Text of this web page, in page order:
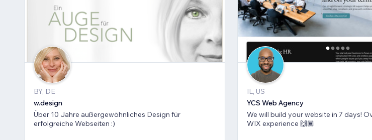
BY, DE
w.design
Über 10 Jahre außergewöhnliches Design für
erfolgreiche Webseiten :)
IL, US
YCS Web Agency
We will build your website in 7 days! Over 15 years of
WIX experience 🙌🏾